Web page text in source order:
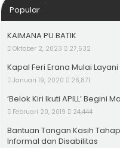
Popular
KAIMANA PU BATIK
Oktober 2, 2023 27,532
Kapal Feri Erana Mulai
Januari 19, 2020 26,871
‘Belok Kiri Ikuti APILL’ Begini
Februari 20, 2019 24,444
Bantuan Tangan Kasih
Informal dan Disabilitas